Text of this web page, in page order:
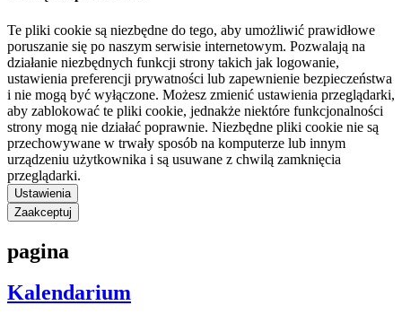
Te pliki cookie są niezbędne do tego, aby umożliwić prawidłowe
poruszanie się po naszym serwisie internetowym. Pozwalają na
działanie niezbędnych funkcji strony takich jak logowanie,
ustawienia preferencji prywatności lub zapewnienie bezpieczeństwa
i nie mogą być wyłączone. Możesz zmienić ustawienia przeglądarki,
aby zablokować te pliki cookie, jednakże niektóre funkcjonalności
strony mogą nie działać poprawnie. Niezbędne pliki cookie nie są
przechowywane w trwały sposób na komputerze lub innym
urządzeniu użytkownika i są usuwane z chwilą zamknięcia
przeglądarki.
Ustawienia
Zaakceptuj
pagina
Kalendarium